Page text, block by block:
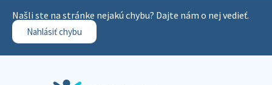
Našli ste na stránke nejakú chybu? Dajte nám o nej vedieť.
Nahlásiť chybu